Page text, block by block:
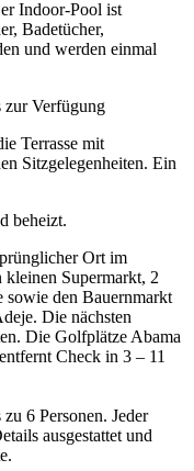
Indoor-Pool ist
Badetücher,
und werden einmal
zur Verfügung
Terrasse mit
Sitzgelegenheiten. Ein
beheizt.
Ort im
kleinen Supermarkt, 2
sowie den Bauernmarkt
Die nächsten
Die Golfplätze Abama
Check in 3 – 11
6 Personen. Jeder
ausgestattet und